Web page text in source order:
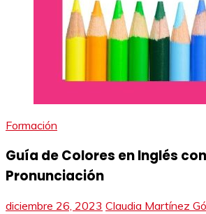
Formación
Guía de Colores en Inglés con
Pronunciación
diciembre 26, 2023 Claudia Martínez